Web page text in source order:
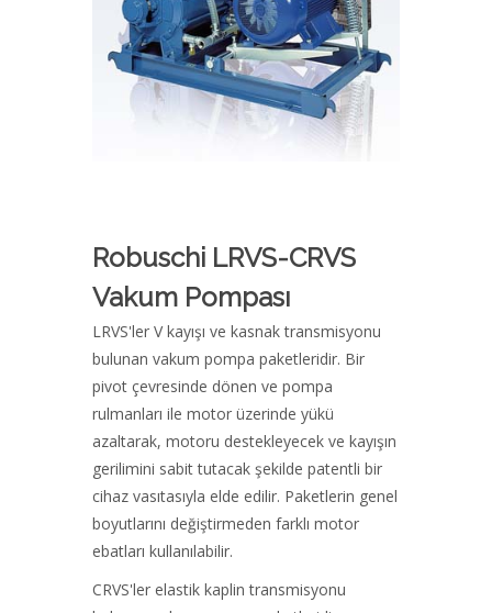
Robuschi LRVS-CRVS
Vakum Pompası
LRVS'ler V kayışı ve kasnak transmisyonu
bulunan vakum pompa paketleridir. Bir
pivot çevresinde dönen ve pompa
rulmanları ile motor üzerinde yükü
azaltarak, motoru destekleyecek ve kayışın
gerilimini sabit tutacak şekilde patentli bir
cihaz vasıtasıyla elde edilir. Paketlerin genel
boyutlarını değiştirmeden farklı motor
ebatları kullanılabilir.
CRVS'ler elastik kaplin transmisyonu